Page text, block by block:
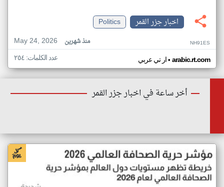
اخبار جزر القمر
Politics
May 24, 2026
منذ شهرين NH91ES
ار تي عربي• arabic.rt.com عدد الكلمات: ٢٥٤
أخر ساعة في اخبار جزر القمر